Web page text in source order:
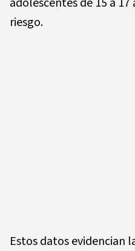
riesgo.
Estos datos evidencian